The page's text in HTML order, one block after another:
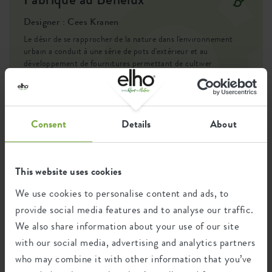
Consent Details About
This website uses cookies
We use cookies to personalise content and ads, to
provide social media features and to analyse our traffic.
We also share information about your use of our site
with our social media, advertising and analytics partners
who may combine it with other information that you’ve
Fabriqué avec l'amour pour la nature
Ce pot de culture est fabriqué avec amour pour la nature :
il est composé de matériaux 100 % recyclés, produit à
l'aide d'énergie éolienne et entièrement recyclable."
Designer : Cees Kranen
Le désir de se rapprocher de la nature dans l'environnement
urbain a conduit à une série de pots d'extérieur et au
développement de fournitures permettant de cultiver
facilement des légumes, des fruits et des herbes. Une collection
accessible pour le potager a ainsi vu le jour, mettant
Recyclage
Ce produit est composé de 0% de déchets
post-consommation et de 100% de
déchets post-industriels.